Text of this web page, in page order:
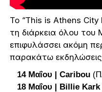
Το “Τhis is Athens City
τη διάρκεια όλου
επιφυλάσσει ακόμη
παρακάτω
14 Μαΐου | Caribou
18 Μαΐου | Billie Kark